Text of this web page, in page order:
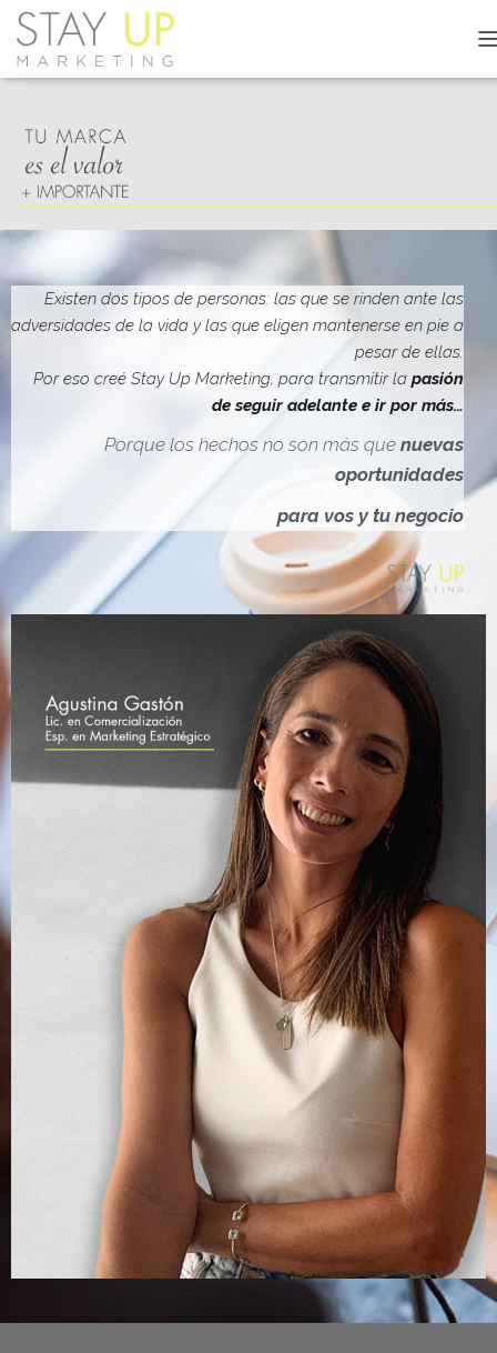
A
M
D
E
N
A
V
G
I
Ó
N
Existen dos tipos de personas: las que se rinden ante las
adversidades de la vida y las que eligen mantenerse en pie a
pesar de ellas.
Por eso creé Stay Up Marketing, para transmitir la pasión
de seguir adelante e ir por más…
Porque los hechos no son más que nuevas
oportunidades
para vos y tu negocio